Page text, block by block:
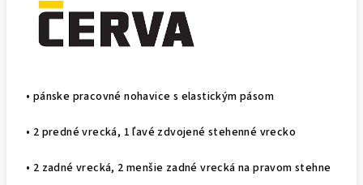
• pánske pracovné nohavice s elastickým pásom
• 2 predné vrecká, 1 ľavé zdvojené stehenné vrecko
• 2 zadné vrecká, 2 menšie zadné vrecká na pravom stehne